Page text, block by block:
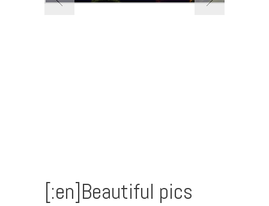
[:en]Beautiful pics